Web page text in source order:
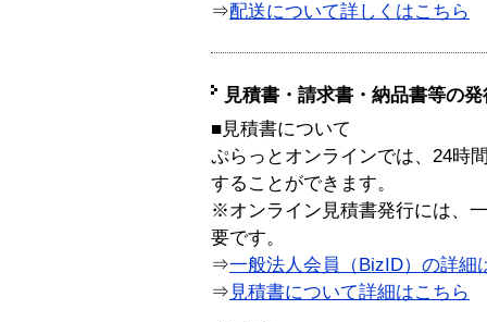
⇒配送について詳しくはこちら
見積書・請求書・納品書等の
■見積書について
ぷらっとオンラインでは、24時
することができます。
※オンライン見積書発行には、
要です。
⇒一般法人会員（BizID）の詳細
⇒ 見積書について詳細はこちら